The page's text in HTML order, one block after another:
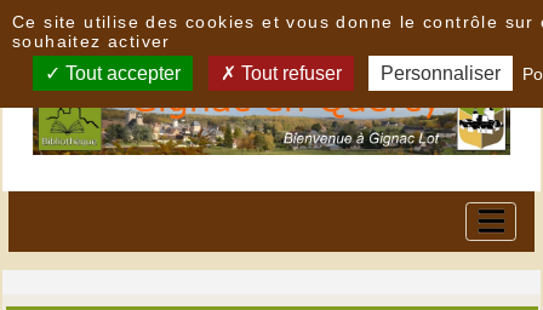
Ce site utilise des cookies et vous donne le contrôle sur
souhaitez activer
Tout accepter Tout refuser Personnaliser